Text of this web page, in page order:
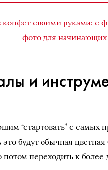
конфет своими руками: с
фото для начинающих
и
“стартовать” с самых
это будут обычная
потом переходить к